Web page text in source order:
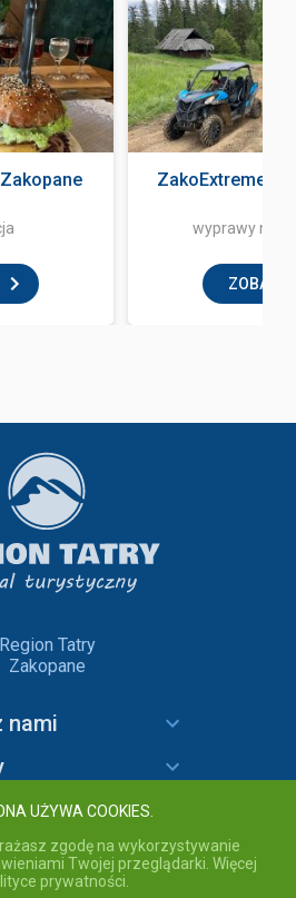
ZakoExtreme
wyprawy na
ZOBACZ
Region Tatry
Zakopane
nami
UŻYWA COOKIES.
zgodę na wykorzystywanie
Twojej przeglądarki. Więcej
prywatności.